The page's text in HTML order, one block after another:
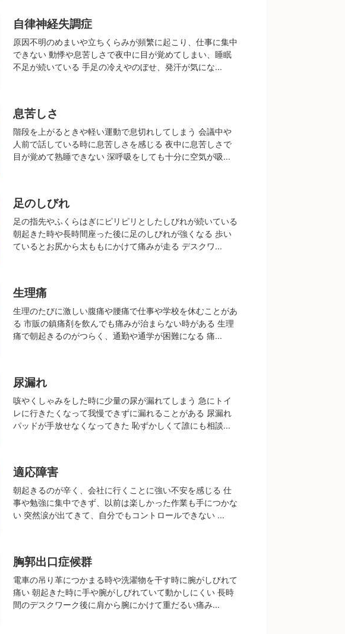
自律神経失調症
原因不明のめまいや立ちくらみが頻繁に起こり、仕事に集中
できない 動悸や息苦しさで夜中に目が覚めてしまい、睡眠
不足が続いている 手足の冷えやのぼせ、発汗が気にな...
息苦しさ
階段を上がるときや軽い運動で息切れしてしまう 会議中や
人前で話している時に息苦しさを感じる 夜中に息苦しさで
目が覚めて熟睡できない 深呼吸をしても十分に空気が吸...
足のしびれ
足の指先やふくらはぎにピリピリとしたしびれが続いている
朝起きた時や長時間座った後に足のしびれが強くなる 歩い
ているとお尻から太ももにかけて痛みが走る デスクワ...
生理痛
生理のたびに激しい腹痛や腰痛で仕事や学校を休むことがあ
る 市販の鎮痛剤を飲んでも痛みが治まらない時がある 生理
痛で朝起きるのがつらく、通勤や通学が困難になる 痛...
尿漏れ
咳やくしゃみをした時に少量の尿が漏れてしまう 急にトイ
レに行きたくなって我慢できずに漏れることがある 尿漏れ
パッドが手放せなくなってきた 恥ずかしくて誰にも相談...
適応障害
朝起きるのが辛く、会社に行くことに強い不安を感じる 仕
事や勉強に集中できず、以前は楽しかった作業も手につかな
い 突然涙が出てきて、自分でもコントロールできない ...
胸郭出口症候群
電車の吊り革につかまる時や洗濯物を干す時に腕がしびれて
痛い 朝起きた時に手や腕がしびれていて動かしにくい 長時
間のデスクワーク後に肩から腕にかけて重だるい痛み...